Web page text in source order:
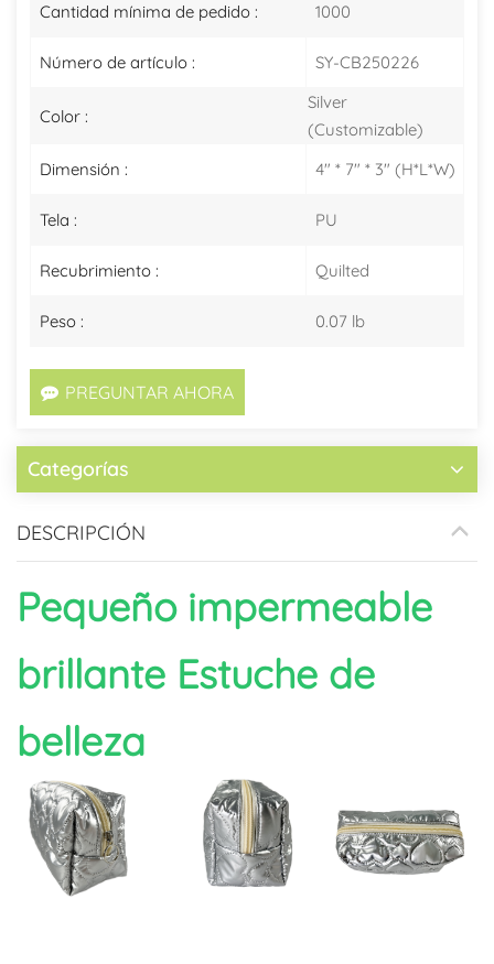
Cantidad mínima de pedido : 1000
Número de artículo : SY-CB250226
Color :
Silver
(Customizable)
Dimensión :
4" * 7" * 3" (H*L*W)
Tela : PU
Recubrimiento : Quilted
Peso : 0.07 lb
PREGUNTAR AHORA
Categorías
DESCRIPCIÓN
Pequeño impermeable
brillante Estuche de
belleza